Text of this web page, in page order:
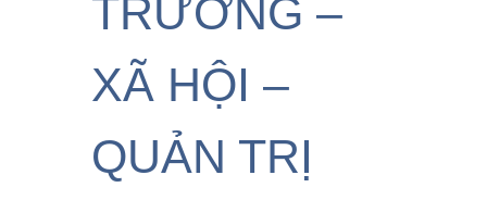
TRƯỜNG –
XÃ HỘI –
QUẢN TRỊ